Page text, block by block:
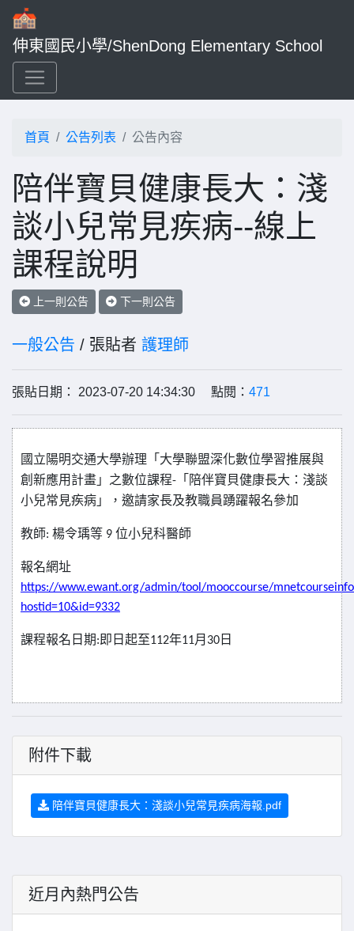
伸東國民小學/ShenDong Elementary School
首頁 公告列表 公告內容
陪伴寶貝健康長大：淺
談小兒常見疾病--線上
課程說明
上一則公告 下一則公告
一般公告 / 張貼者 護理師
張貼日期： 2023-07-20 14:34:30 點閱： 471
國立陽明交通大學辦理 「大學聯盟深化數位學習推展與
創新應用計畫」 之數位課程- 「陪伴寶貝健康長大：淺談
小兒常見疾病」 ， 邀請家長及教職員踴躍報名參加
教師: 楊令瑀等 9 位小兒科醫師
報名網址
https://www.ewant.org/admin/tool/mooccourse/
hostid=10&id=9332
課程報名日期:即日起至112年11月30日
附件下載
陪伴寶貝健康長大：淺談小兒常見疾病海報.pdf
近月內熱門公告